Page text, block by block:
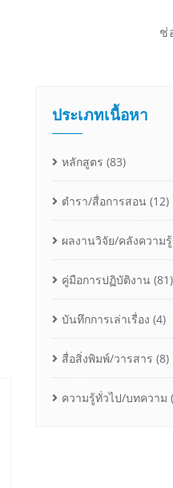
ช่
ประเภทเนื้อหา
หลักสูตร (83)
ตำรา/สื่อการสอน (12)
ผลงานวิจัย/คลังความ
คู่มือการปฏิบัติงาน (81)
บันทึกการเล่าเรื่อง (4)
สื่อสิ่งพิมพ์/วารสาร (8)
ความรู้ทั่วไป/บทความ